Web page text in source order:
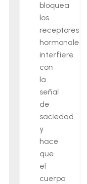
bloquea
los
receptores
hormonales,
interfiere
con
la
señal
de
saciedad
y
hace
que
el
cuerpo